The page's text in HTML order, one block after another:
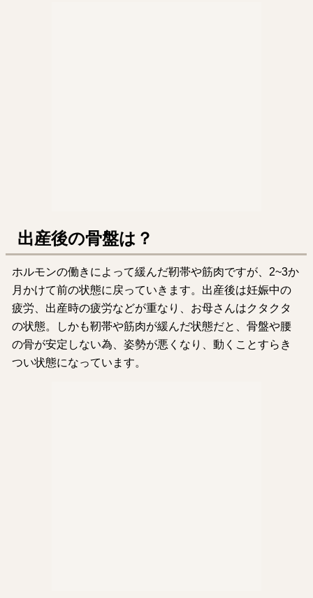
出産後の骨盤は？
ホルモンの働きによって緩んだ靭帯や筋肉ですが、2~3か
月かけて前の状態に戻っていきます。出産後は妊娠中の
疲労、出産時の疲労などが重なり、お母さんはクタクタ
の状態。しかも靭帯や筋肉が緩んだ状態だと、骨盤や腰
の骨が安定しない為、姿勢が悪くなり、動くことすらき
つい状態になっています。